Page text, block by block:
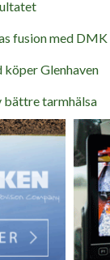
fusion med
köper Glenhaven
bättre tarmhälsa